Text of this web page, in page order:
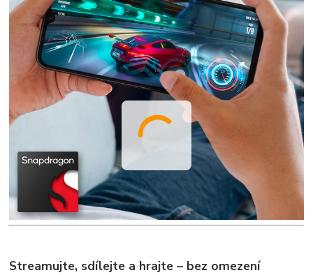
Streamujte, sdílejte a hrajte – bez omezení